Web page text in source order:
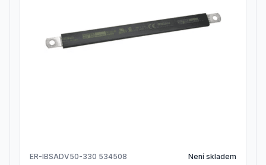
ER-IBSADV50-330 534508 Není skladem